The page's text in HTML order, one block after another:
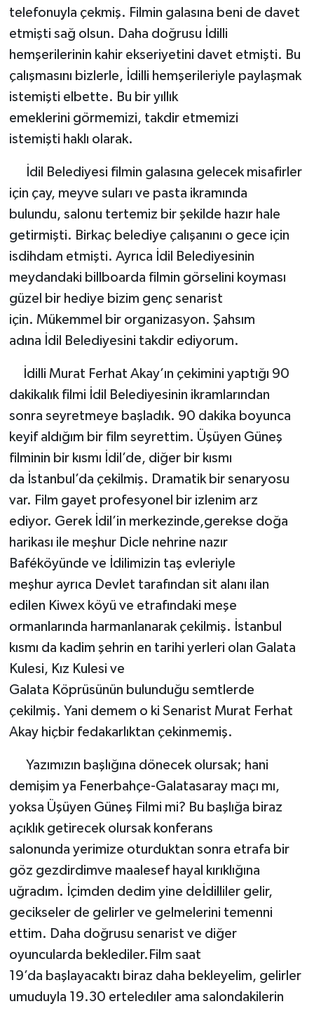
telefonuyla çekmiş. Filmin galasına beni de davet
etmişti sağ olsun. Daha doğrusu İdilli
hemşerilerinin kahir ekseriyetini davet etmişti. Bu
çalışmasını bizlerle, İdilli hemşerileriyle paylaşmak
istemişti elbette. Bu bir yıllık
emeklerini görmemizi, takdir etmemizi
istemişti haklı olarak.
İdil Belediyesi filmin galasına gelecek misafirler
için çay, meyve suları ve pasta ikramında
bulundu, salonu tertemiz bir şekilde hazır hale
getirmişti. Birkaç belediye çalışanını o gece için
isdihdam etmişti. Ayrıca İdil Belediyesinin
meydandaki billboarda filmin görselini koyması
güzel bir hediye bizim genç senarist
için. Mükemmel bir organizasyon. Şahsım
adına İdil Belediyesini takdir ediyorum.
İdilli Murat Ferhat Akay’ın çekimini yaptığı 90
dakikalık filmi İdil Belediyesinin ikramlarından
sonra seyretmeye başladık. 90 dakika boyunca
keyif aldığım bir film seyrettim. Üşüyen Güneş
filminin bir kısmı İdil’de, diğer bir kısmı
da İstanbul’da çekilmiş. Dramatik bir senaryosu
var. Film gayet profesyonel bir izlenim arz
ediyor. Gerek İdil’in merkezinde,gerekse doğa
harikası ile meşhur Dicle nehrine nazır
Baféköyünde ve İdilimizin taş evleriyle
meşhur ayrıca Devlet tarafından sit alanı ilan
edilen Kiwex köyü ve etrafındaki meşe
ormanlarında harmanlanarak çekilmiş. İstanbul
kısmı da kadim şehrin en tarihi yerleri olan Galata
Kulesi, Kız Kulesi ve
Galata Köprüsünün bulunduğu semtlerde
çekilmiş. Yani demem o ki Senarist Murat Ferhat
Akay hiçbir fedakarlıktan çekinmemiş.
Yazımızın başlığına dönecek olursak; hani
demişim ya Fenerbahçe-Galatasaray maçı mı,
yoksa Üşüyen Güneş Filmi mi? Bu başlığa biraz
açıklık getirecek olursak konferans
salonunda yerimize oturduktan sonra etrafa bir
göz gezdirdimve maalesef hayal kırıklığına
uğradım. İçimden dedim yine deİdilliler gelir,
gecikseler de gelirler ve gelmelerini temenni
ettim. Daha doğrusu senarist ve diğer
oyuncularda beklediler.Film saat
19’da başlayacaktı biraz daha bekleyelim, gelirler
umuduyla 19.30 erteledıler ama salondakilerin